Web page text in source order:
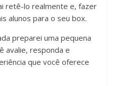
retê-lo realmente e, fazer
alunos para o seu box.
preparei uma pequena
avalie, responda e
que você oferece